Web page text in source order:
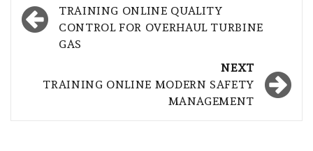
navigation
TRAINING ONLINE QUALITY
CONTROL FOR OVERHAUL TURBINE
GAS
NEXT
TRAINING ONLINE MODERN SAFETY
MANAGEMENT